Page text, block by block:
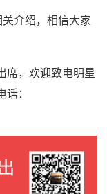
介绍，相信大家
席，欢迎致电明星
：